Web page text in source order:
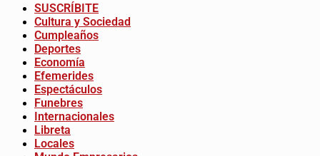
SUSCRÍBITE
Cultura y Sociedad
Cumpleaños
Deportes
Economía
Efemerides
Espectáculos
Funebres
Internacionales
Libreta
Locales